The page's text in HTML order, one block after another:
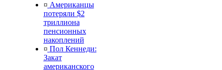
¤ Американцы
потеряли $2
триллиона
пенсионных
накоплений
¤ Пол Кеннеди:
Закат
американского